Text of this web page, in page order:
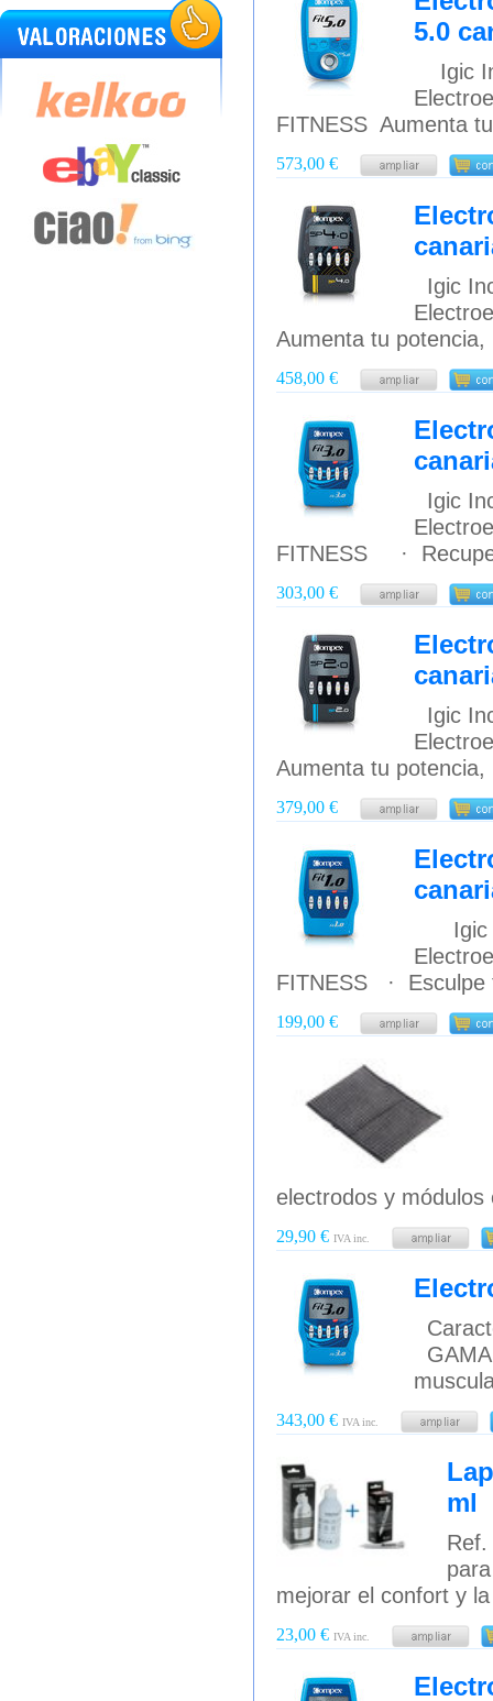
5.0
Igic
FITNESS Aumenta
573,00 €
Igic
Aumenta tu
458,00 €
Igic
FITNESS ·
303,00 €
Igic
Aumenta tu
379,00 €
Igic
FITNESS · Esculpe
199,00 €
electrodos y
29,90 € IVA inc.
343,00 € IVA inc.
ml
mejorar el confort y
23,00 € IVA inc.